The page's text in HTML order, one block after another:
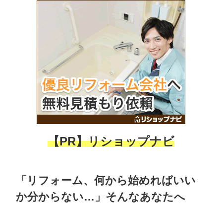
【PR】リショップナビ
「リフォーム、何から始めればいい
か分からない…」そんなあなたへ